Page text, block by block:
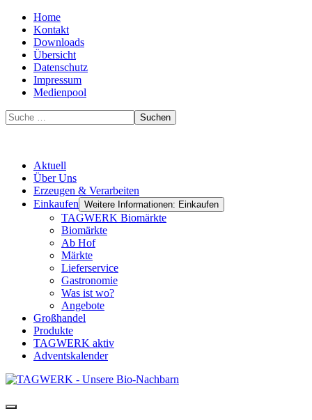
Home
Kontakt
Downloads
Übersicht
Datenschutz
Impressum
Medienpool
Suchen
Aktuell
Über Uns
Erzeugen & Verarbeiten
Einkaufen Weitere Informationen: Einkaufen
TAGWERK Biomärkte
Biomärkte
Ab Hof
Märkte
Lieferservice
Gastronomie
Was ist wo?
Angebote
Großhandel
Produkte
TAGWERK aktiv
Adventskalender